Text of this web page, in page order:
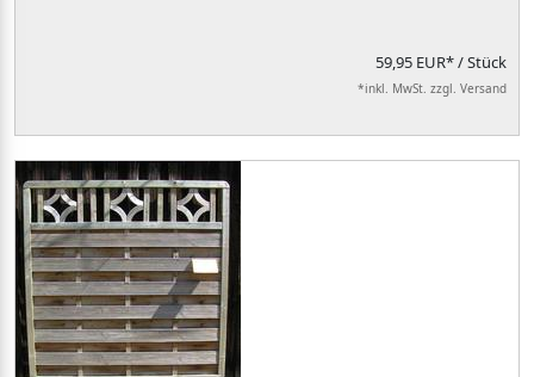
59,95 EUR*/ Stück
*inkl. MwSt. zzgl. Versand